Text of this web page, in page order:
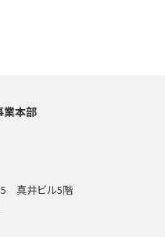
業本部
真井ビル5階